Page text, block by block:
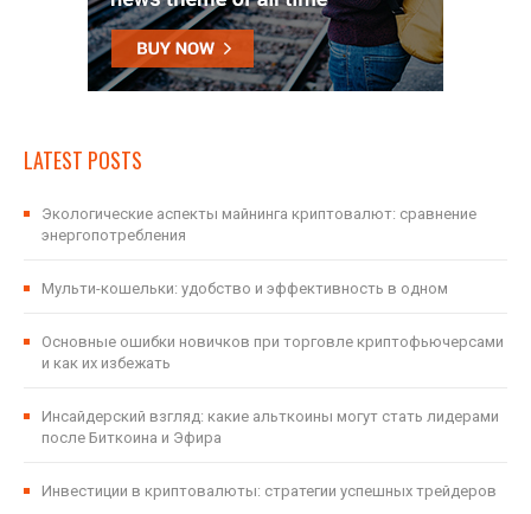
LATEST POSTS
Экологические аспекты майнинга криптовалют: сравнение
энергопотребления
Мульти-кошельки: удобство и эффективность в одном
Основные ошибки новичков при торговле криптофьючерсами
и как их избежать
Инсайдерский взгляд: какие альткоины могут стать лидерами
после Биткоина и Эфира
Инвестиции в криптовалюты: стратегии успешных трейдеров